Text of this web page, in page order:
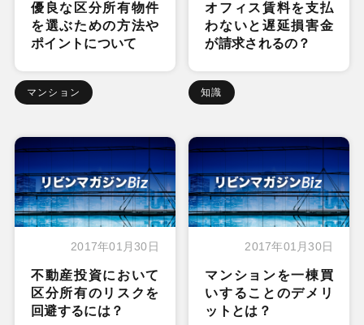
優良な区分所有物件
を選ぶための方法や
ポイントについて
マンション
オフィス賃料を支払
わないと遅延損害金
が請求されるの？
知識
2017年01月30日
不動産投資において
区分所有のリスクを
回避するには？
2017年01月30日
マンションを一棟買
いすることのデメリ
ットとは？